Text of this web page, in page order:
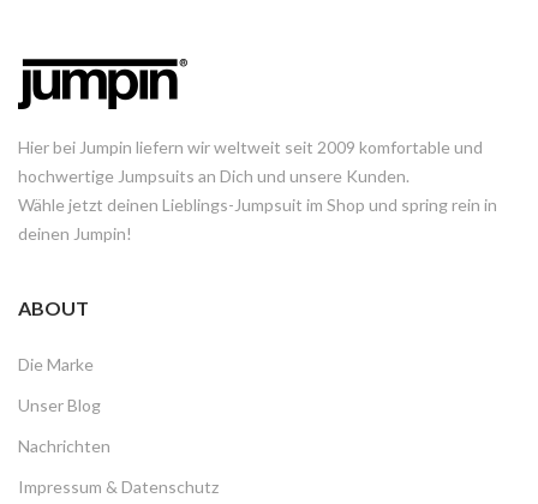
Hier bei Jumpin liefern wir weltweit seit 2009 komfortable und
hochwertige Jumpsuits an Dich und unsere Kunden.
Wähle jetzt deinen Lieblings-Jumpsuit im Shop und spring rein in
deinen Jumpin!
ABOUT
Die Marke
Unser Blog
Nachrichten
Impressum & Datenschutz